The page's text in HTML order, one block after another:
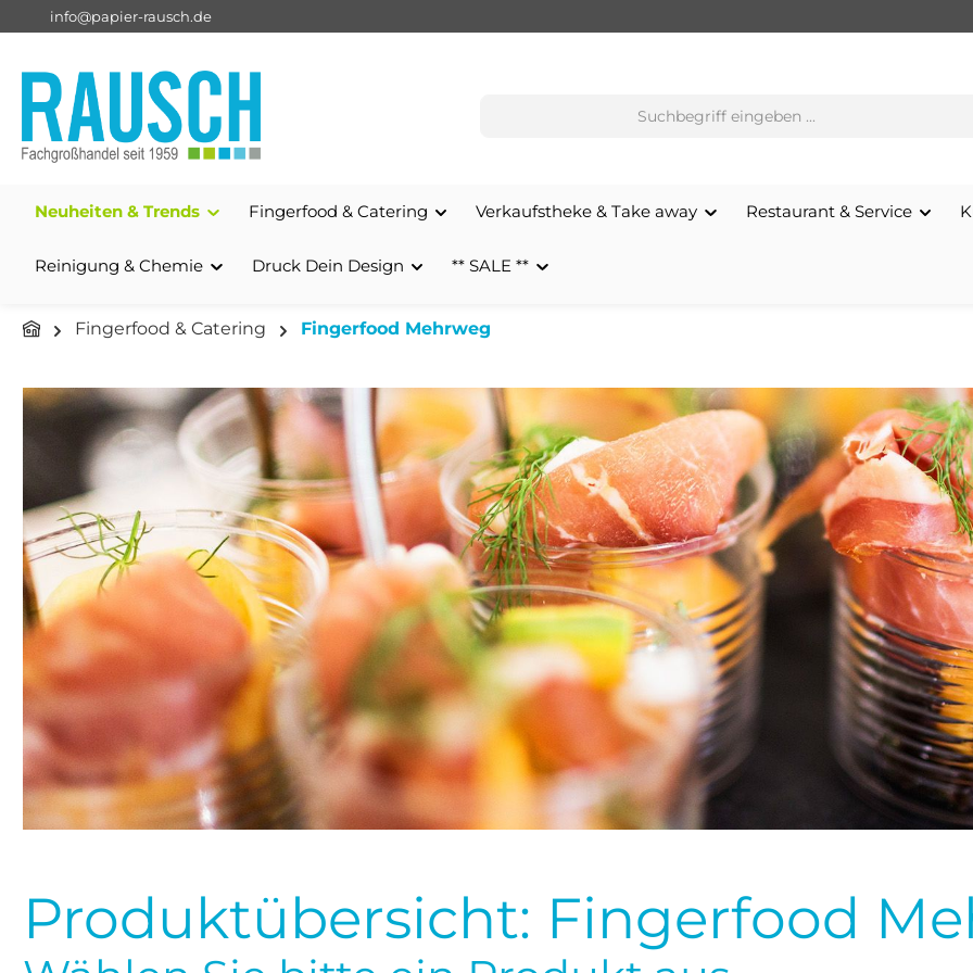
Zur Hauptnavigation springen
info@papier-rausch.de
Neuheiten & Trends Fingerfood & Catering Verkaufstheke & Take away Restaurant & Service
Reinigung & Chemie Druck Dein Design ** SALE **
Fingerfood & Catering Fingerfood Mehrweg
Bildergalerie überspringen
Produktübersicht: Fingerfood